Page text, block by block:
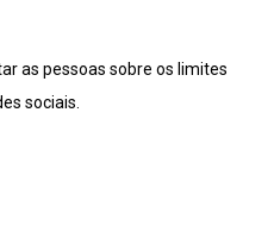
as pessoas sobre os limites
sociais.